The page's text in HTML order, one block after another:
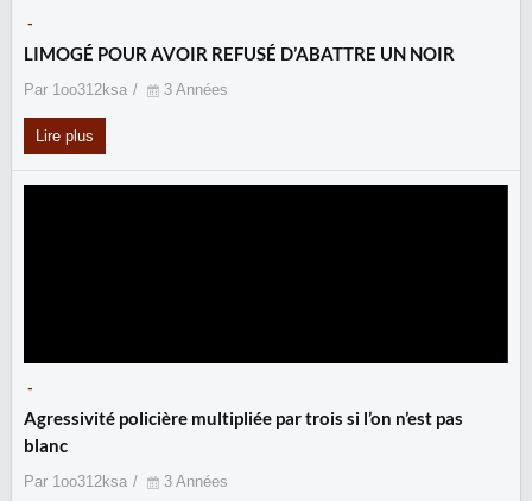
-
LIMOGÉ POUR AVOIR REFUSÉ D’ABATTRE UN NOIR
Par 1oo312ksa 3 Années
Lire plus
-
Agressivité policière multipliée par trois si l’on n’est pas
blanc
Par 1oo312ksa 3 Années